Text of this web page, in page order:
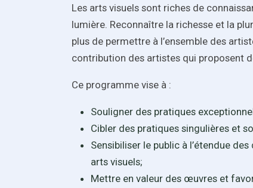
Les arts visuels sont riches de
lumière. Reconnaître la richesse et la
plus de permettre à l’ensemble des
contribution des artistes qui proposent
Ce programme vise à :
Souligner des pratiques
Cibler des pratiques singulières et
Sensibiliser le public à l’étendue
arts visuels;
Mettre en valeur des œuvres et